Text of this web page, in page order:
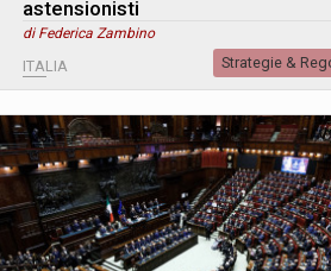
astensionisti
di Federica Zambino
ITALIA Strategie &